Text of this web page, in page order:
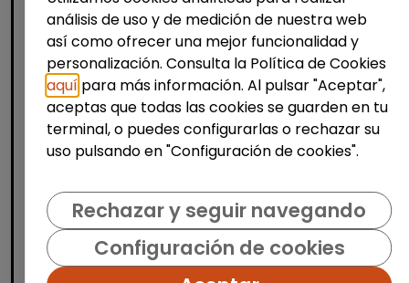
Producción, Industria y Calidad
Operario/a de manipulados
INTEGRANDES.ORG | España(Madrid)
Estamos buscando una persona para un
puesto de manipulados en nuestro Centro
Especial de Empleo. Trabajo a turnos en
análisis de uso y de medición de nuestra web
así como ofrecer una mejor funcionalidad y
personalización. Consulta la Política de Cookies
aquí para más información. Al pulsar "Aceptar",
aceptas que todas las cookies se guarden en tu
terminal, o puedes configurarlas o rechazar su
uso pulsando en "Configuración de cookies".
Rechazar y seguir navegando
Configuración de cookies